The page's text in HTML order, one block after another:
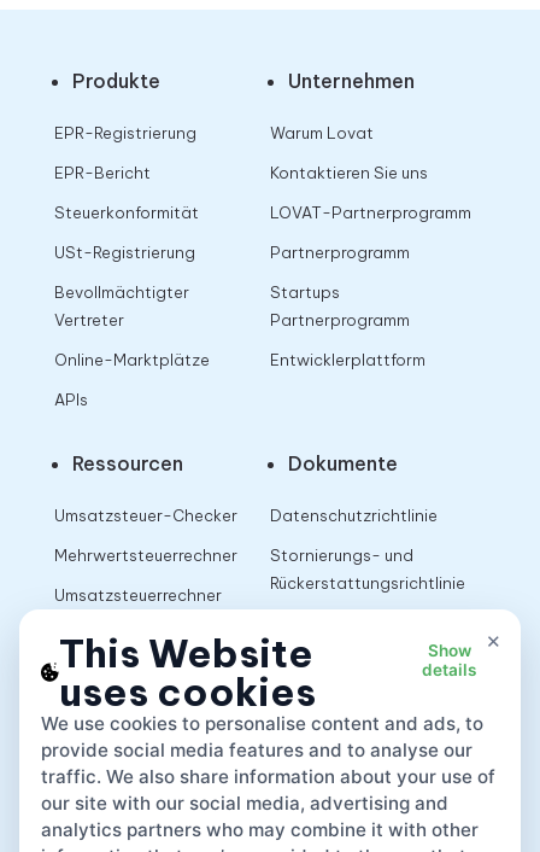
Produkte
EPR-Registrierung
EPR-Bericht
Steuerkonformität
USt-Registrierung
Bevollmächtigter
Vertreter
Online-Marktplätze
APIs
Unternehmen
Warum Lovat
Kontaktieren Sie uns
LOVAT-Partnerprogramm
Partnerprogramm
Startups
Partnerprogramm
Entwicklerplattform
Ressourcen
Umsatzsteuer-Checker
Mehrwertsteuerrechner
Umsatzsteuerrechner
Dokumente
Datenschutzrichtlinie
Stornierungs- und
Rückerstattungsrichtlinie
App
×
This Website
uses cookies
Show
details
We use cookies to personalise content and ads, to
provide social media features and to analyse our
traffic. We also share information about your use of
our site with our social media, advertising and
analytics partners who may combine it with other